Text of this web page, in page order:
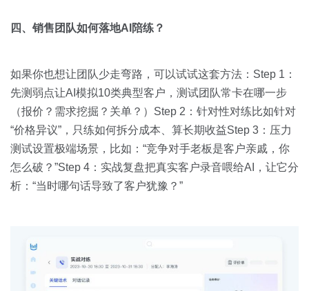
四、销售团队如何落地AI陪练？
如果你也想让团队少走弯路，可以试试这套方法：Step 1：
先测弱点让AI模拟10类典型客户，测试团队常卡在哪一步
（报价？需求挖掘？关单？）Step 2：针对性对练比如针对
“价格异议”，只练如何拆分成本、算长期收益Step 3：压力
测试设置极端场景，比如：“竞争对手老板是客户亲戚，你
怎么破？”Step 4：实战复盘把真实客户录音喂给AI，让它分
析：“当时哪句话导致了客户犹豫？”